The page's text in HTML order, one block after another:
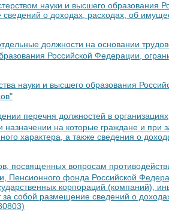
науки и высшего образования
о доходах, расходах, об
должности на основании
Российской Федерации,
науки и высшего образования
перечня должностей в
на которые граждане и при
характера, а также сведения о
вопросам
Пенсионного фонда Российской
корпораций (компаний),
собой размещение сведений о